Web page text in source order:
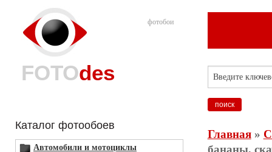
фотобои
FOTOdes
Каталог фотообоев
Автомобили и мотоциклы
Главная»
бананы,